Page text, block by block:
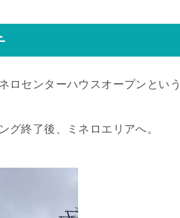
ロセンターハウスオープンという
グ終了後、ミネロエリアへ。